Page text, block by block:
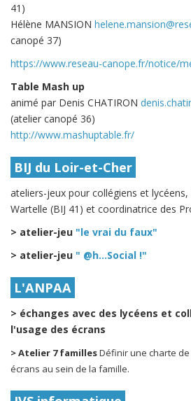
41)
Hélène MANSION
canopé 37)
https://www.reseau-canope.fr/notice/
Table Mash up
animé par Denis CHATIRON
(atelier canopé 36)
http://www.mashuptable.fr/
BIJ du Loir-et-Cher
ateliers-jeux pour collégiens et
Wartelle (BIJ 41) et coordinatrice des
> atelier-jeu "le vrai du faux"
> atelier-jeu " @h...Social !"
L'ANPAA
> échanges avec des lycéens et
l'usage des écrans
> Atelier 7 famillesDéfinir une charte
écrans au sein de la famille.